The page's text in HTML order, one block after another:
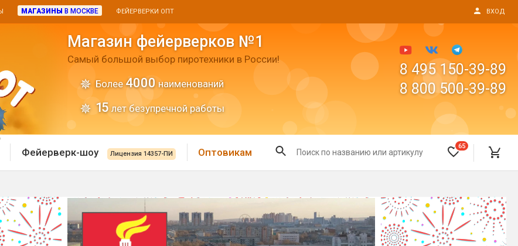
МАГАЗИНЫ В МОСКВЕ ФЕЙЕРВЕРКИ ОПТ ВХОД
Магазин фейерверков №1
Самый большой выбор пиротехники в России!
Более 4000 наименований
15 лет безупречной работы
8 495 150-39-89
8 800 500-39-89
Римские свечи
Хлопушки и пневмохлопушки
Все для праздника
Светящиеся предметы
Свечи для торта
Фейерверк-шоу Лицензия 14357-ПИ Оптовикам
65